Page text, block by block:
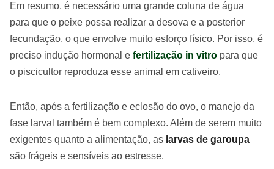
Em resumo, é necessário uma grande coluna de água
para que o peixe possa realizar a desova e a posterior
fecundação, o que envolve muito esforço físico. Por isso, é
preciso indução hormonal e fertilização in vitro para que
o piscicultor reproduza esse animal em cativeiro.
Então, após a fertilização e eclosão do ovo, o manejo da
fase larval também é bem complexo. Além de serem muito
exigentes quanto a alimentação, as larvas de garoupa
são frágeis e sensíveis ao estresse.